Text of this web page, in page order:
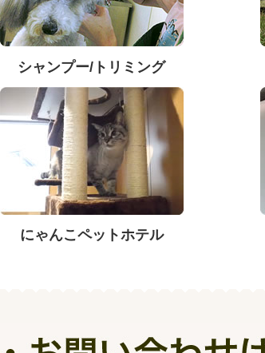
シャンプー/トリミング
にゃんこペットホテル